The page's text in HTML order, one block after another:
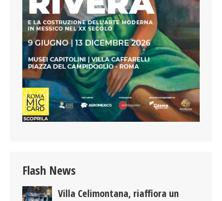
Flash News
Villa Celimontana, riaffiora un